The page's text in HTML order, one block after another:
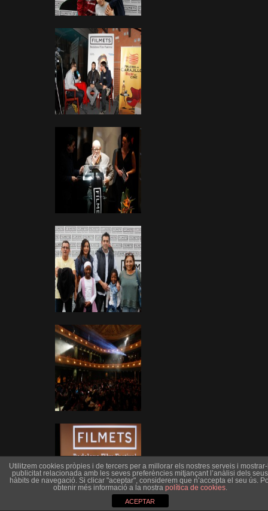
Utilitzem cookies pròpies i de tercers per a millorar els nostres serveis i
publicitat relacionada amb les seves preferències mitjançant l’anàlisi dels seus
hàbits de navegació. Si clicar "aceptar", considerem que n’accepta el seu ús.
obtenir més informació a la nostra política de cookies.
ACEPTAR